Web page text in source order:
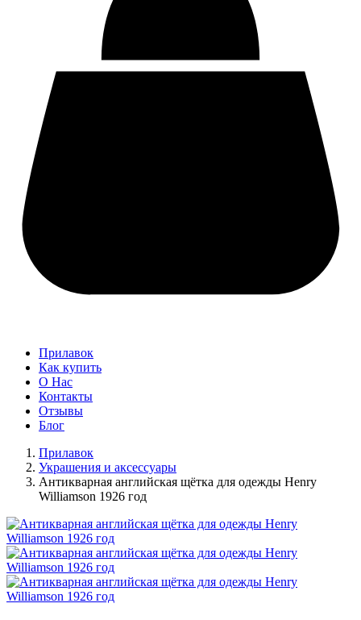
Прилавок
Как купить
О Нас
Контакты
Отзывы
Блог
Прилавок
Украшения и аксессуары
Антикварная английская щётка для одежды Henry
Williamson 1926 год